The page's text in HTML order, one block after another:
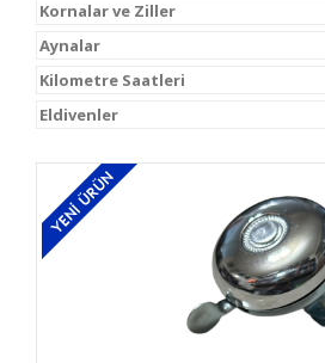
Kornalar ve Ziller
Aynalar
Kilometre Saatleri
Eldivenler